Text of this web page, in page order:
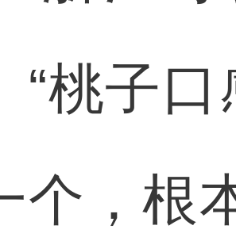
“桃子
个，根